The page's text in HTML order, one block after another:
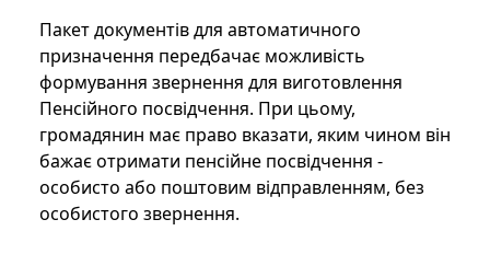
Пакет документів для автоматичного
призначення передбачає можливість
формування звернення для виготовлення
Пенсійного посвідчення. При цьому,
громадянин має право вказати, яким чином він
бажає отримати пенсійне посвідчення -
особисто або поштовим відправленням, без
особистого звернення.